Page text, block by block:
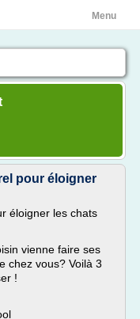
Menu
pour éloigner
éloigner les chats
vienne faire ses
chez vous? Voilà 3
!